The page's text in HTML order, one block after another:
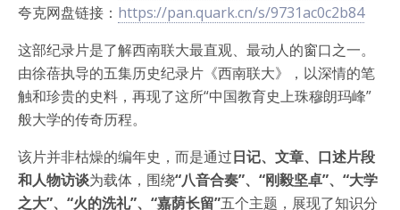
夸克网盘链接： https://pan.quark.cn/s/9731ac0c2b84
这部纪录片是了解西南联大最直观、最动人的窗口之一。
由徐蓓执导的五集历史纪录片《西南联大》，以深情的笔
触和珍贵的史料，再现了这所“中国教育史上珠穆朗玛峰”
般大学的传奇历程。
该片并非枯燥的编年史，而是通过日记、文章、口述片段
和人物访谈为载体，围绕“八音合奏”、“刚毅坚卓”、“大学
之大”、“火的洗礼”、“嘉荫长留”五个主题，展现了知识分